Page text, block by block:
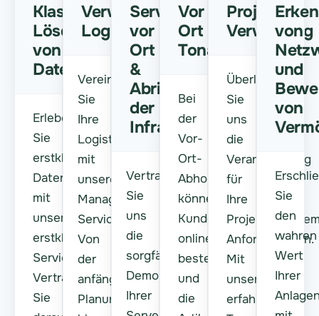
Klassenbester
Löschung
von
Daten
Erleben
Sie
erstklassige
Datenlöschungslösungen
mit
unserem
erstklassigen
Service.
Vertrauen
Sie
Verwaltet
Logistik
Vereinfachen
Sie
Ihre
Logistik
mit
unseren
Managed
Services.
Von
der
anfänglichen
Planung
Server
vor
Ort
&
Abriss
der
Infrastruktur
Vertrauen
Sie
uns
die
sorgfältige
Demontage
Ihrer
Vor
Ort
Tonabnehmer
Bei
der
Vor-
Ort-
Abholung
können
Kunden
online
bestellen
und
die
Projekt
Verwaltung
Überlassen
Sie
uns
die
Verantwortung
für
Ihre
Anforderungen.
Mit
unserem
erfahrenen
von
und
von
Sie
den
wahren
Wert
Ihrer